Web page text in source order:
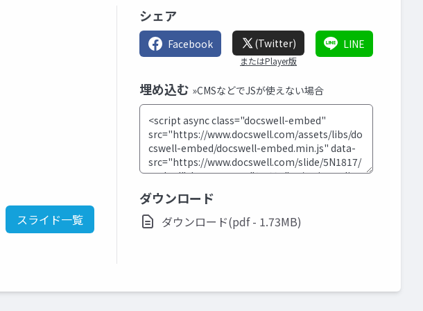
スライド一覧
シェア
Facebook (Twitter)
またはPlayer版
LINE
埋め込む »CMSなどでJSが使えない場合
ダウンロード
ダウンロード(pdf - 1.73MB)